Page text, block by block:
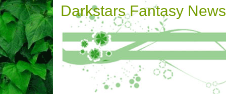
Darkstars Fantasy News